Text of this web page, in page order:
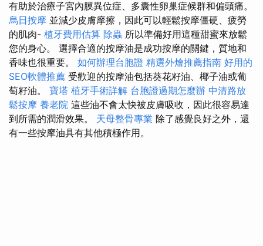
有助於治療子宮內膜異位症、多囊性卵巢症候群和偏頭痛。
烏日按摩 並減少皮膚摩擦，因此可以輕鬆按摩僵硬、疲勞
的肌肉- 植牙費用估算 除蟲 所以準備好用這種甜蜜來放鬆
您的身心。 選擇合適的按摩油是成功按摩的關鍵，質地和
香味也很重要。 如何辦理台胞證 精選外燴推薦指南 好用的
SEO軟體推薦 受歡迎的按摩油包括葵花籽油、椰子油或葡
萄籽油。 寶塔 植牙手術詳解 台胞證過期怎麼辦 中清路放
鬆按摩 養老院 這些油不會太快被皮膚吸收，因此很容易達
到所需的潤滑效果。 天母整骨專業 除了感覺良好之外，還
有一些按摩油具有其他積極作用。